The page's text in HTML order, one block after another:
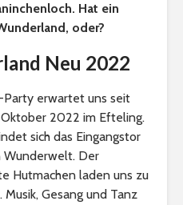
Hat ein
oder?
Neu 2022
Party erwartet uns seit
2022 im Efteling.
sich das Eingangstor
Wunderwelt. Der
Hutmachen laden uns zu
Gesang und Tanz